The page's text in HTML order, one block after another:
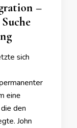
–
sich
eine
den
John